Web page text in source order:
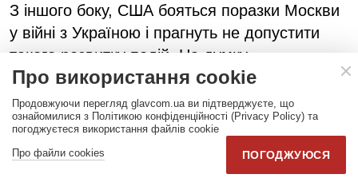
З іншого боку, США бояться поразки Москви
у війні з Україною і прагнуть не допустити
такого розвитку подій. На думку
американської сторони, така поразка здатна
призвести до запуску у Росії вельми
негативних для безпеки США,
малопрогнозованих і некерованих
внутрішньополітичних процесів. Наприклад,
Про використання cookie
Продовжуючи перегляд glavcom.ua ви підтверджуєте, що
ознайомилися з Політикою конфіденційності (Privacy Policy) та
погоджуєтеся використання файлів cookie
Про файли cookies
ПОГОДЖУЮСЯ